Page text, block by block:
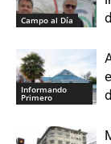
Campo al Día
Informando
Primero